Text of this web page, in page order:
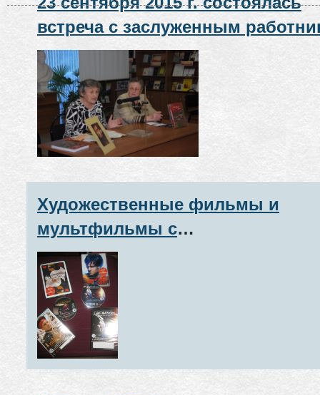
встреча с заслуженным
культуры Российской
Тамарой Ивановной
автором книги "Слишком мало
осталось жить… Николай
Островский".
Художественные фильмы и
мультфильмы с
тифлокомментариями